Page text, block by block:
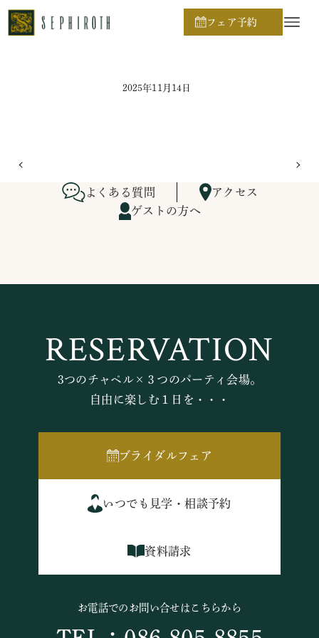
フェア予約
ホーム
2025年11月14日
よくある質問
アクセス
ゲストの方へ
RESERVATION
3つのチャペル×３つのパーティ会場。
自由に楽しむ１日を・・・
ブライダルフェア
いつでも見学・相談予約
資料請求
お電話でのお問い合せはこちらから